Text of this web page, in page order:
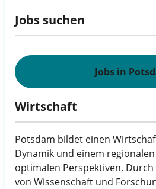
Jobs suchen
Jobs in
Wirtschaft
Potsdam bildet einen
Dynamik und einem
optimalen Perspektiven.
von Wissenschaft und